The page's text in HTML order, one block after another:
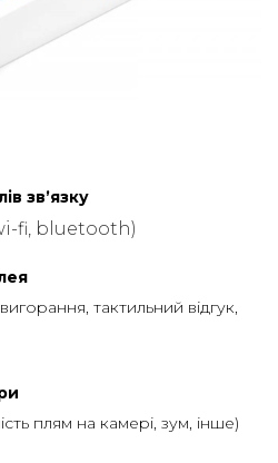
звʼязку
fi, bluetooth)
вигорання, тактильний відгук,
плям на камері, зум, інше)